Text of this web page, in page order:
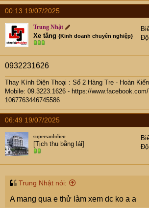
a
c
t
i
o
n
s
:
00:13 19/07/2025
Trung Nhật
Xe tăng {Kinh doanh chuyên nghiệp}
0932231626
Thay Kính Điện Thoại : Số 2 Hàng Tre - Hoàn
Mobile: 09.3223.1626 - https://
1067763446745586
06:49 19/07/2025
supersanhdieu
[Tịch thu bằng lái]
Trung Nhật nói:
A mang qua e thử làm xem dc ko a a